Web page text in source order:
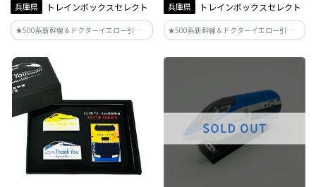
兵庫県 トレインボックスセレクト
★500系新幹線＆ドクターイエロー引退記
念★JR西日本の駅などで掲出されている
ポスターデザインがグッズ化♪
兵庫県 トレインボックスセレクト
★500系新幹線＆ドクターイエロー引退記
念★JR西日本の駅などで掲出されている
ポスターデザインがグッズ化♪